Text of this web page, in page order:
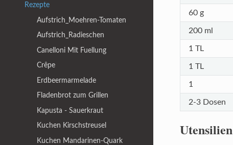
60 g
200 ml
1 TL
1 TL
1
2-3 Dosen
Utensilien
Rezepte
Aufstrich_Moehren-Tomaten
Aufstrich_Radieschen
Canelloni Mit Fuellung
Crêpe
Erdbeermarmelade
Fladenbrot zum Grillen
Kapusta - Sauerkraut
Kuchen Kirschstreusel
Kuchen Mandarinen-Quark